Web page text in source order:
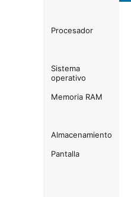
Procesador
Sistema
operativo
Memoria RAM
Almacenamiento
Pantalla